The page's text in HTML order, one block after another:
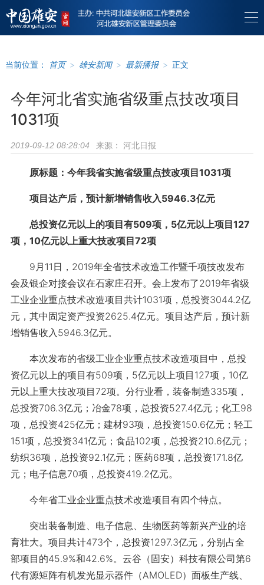
当前位置： 首页 > 雄安新闻 > 最新播报 > 正文
今年河北省实施省级重点技改项目
1031项
2019-09-12 08:28:04 来源： 河北日报
原标题：今年我省实施省级重点技改项目1031项
项目达产后，预计新增销售收入5946.3亿元
总投资亿元以上的项目有509项，5亿元以上项目127
项，10亿元以上重大技改项目72项
9月11日，2019年全省技术改造工作暨千项技改发布
会及银企对接会议在石家庄召开。会上发布了2019年省级
工业企业重点技术改造项目共计1031项，总投资3044.2亿
元，其中固定资产投资2625.4亿元。项目达产后，预计新
增销售收入5946.3亿元。
本次发布的省级工业企业重点技术改造项目中，总投
资亿元以上的项目有509项，5亿元以上项目127项，10亿
元以上重大技改项目72项。分行业看，装备制造335项，
总投资706.3亿元；冶金78项，总投资527.4亿元；化工98
项，总投资425亿元；建材93项，总投资150.6亿元；轻工
151项，总投资341亿元；食品102项，总投资210.6亿元；
纺织36项，总投资92.1亿元；医药68项，总投资171.8亿
元；电子信息70项，总投资419.2亿元。
今年省工业企业重点技术改造项目有四个特点。
突出装备制造、电子信息、生物医药等新兴产业的培
育壮大。项目共计473个，总投资1297.3亿元，分别占全
部项目的45.9%和42.6%。云谷（固安）科技有限公司第6
代有源矩阵有机发光显示器件（AMOLED）面板生产线、